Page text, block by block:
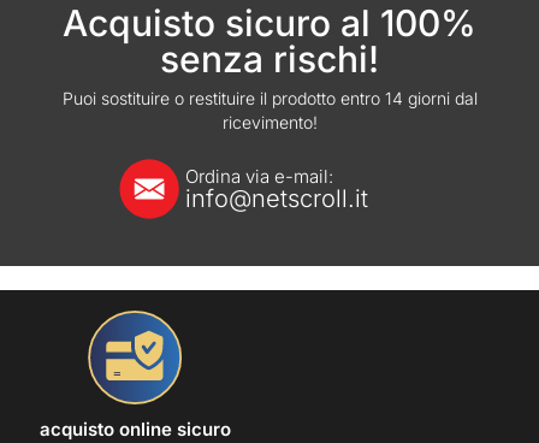
Acquisto sicuro al 100%
senza rischi!
Puoi sostituire o restituire il prodotto entro 14 giorni dal
ricevimento!
Ordina via e-mail:
info@netscroll.it
acquisto online sicuro